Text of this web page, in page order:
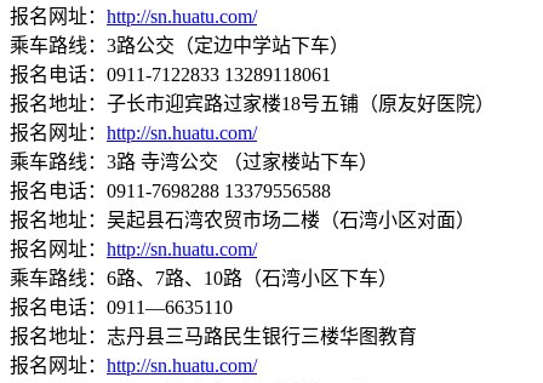
报名网址： http://sn.huatu.com/
乘车路线：3路公交（定边中学站下车）
报名电话：0911-7122833 13289118061
报名地址：子长市迎宾路过家楼18号五铺（原友好医院）
报名网址： http://sn.huatu.com/
乘车路线：3路 寺湾公交 （过家楼站下车）
报名电话：0911-7698288 13379556588
报名地址：吴起县石湾农贸市场二楼（石湾小区对面）
报名网址： http://sn.huatu.com/
乘车路线：6路、7路、10路（石湾小区下车）
报名电话：0911—6635110
报名地址：志丹县三马路民生银行三楼华图教育
报名网址： http://sn.huatu.com/